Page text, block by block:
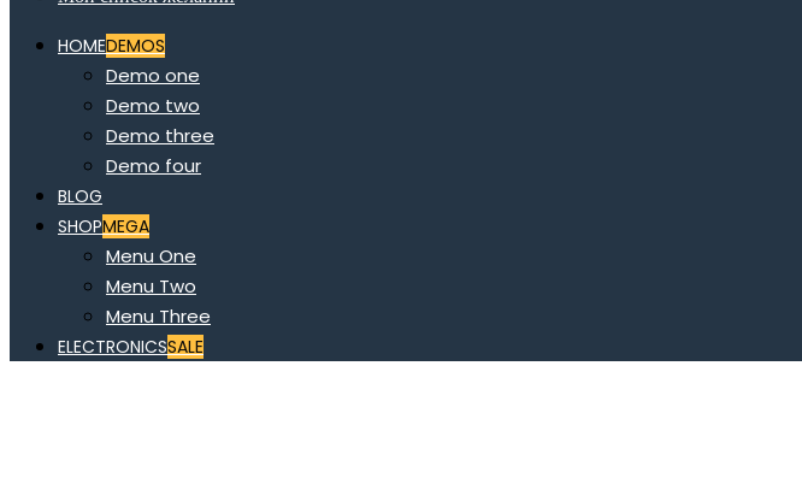
HOMEDEMOS
Demo one
Demo two
Demo three
Demo four
BLOG
SHOPMEGA
Menu One
Menu Two
Menu Three
ELECTRONICSSALE